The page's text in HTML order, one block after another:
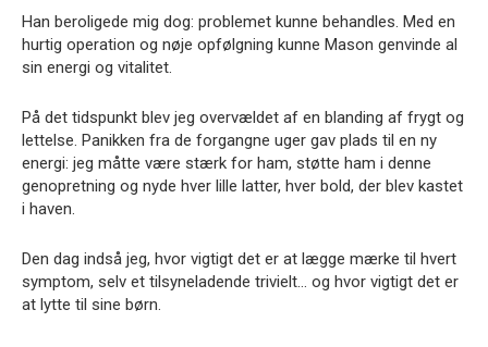
Han beroligede mig dog: problemet kunne behandles. Med en
hurtig operation og nøje opfølgning kunne Mason genvinde al
sin energi og vitalitet.
På det tidspunkt blev jeg overvældet af en blanding af frygt og
lettelse. Panikken fra de forgangne uger gav plads til en ny
energi: jeg måtte være stærk for ham, støtte ham i denne
genopretning og nyde hver lille latter, hver bold, der blev kastet
i haven.
Den dag indså jeg, hvor vigtigt det er at lægge mærke til hvert
symptom, selv et tilsyneladende trivielt… og hvor vigtigt det er
at lytte til sine børn.